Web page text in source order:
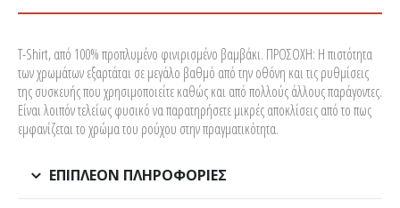
T-Shirt, από 100% προπλυμένο φινιρισμένο βαμβάκι. ΠΡΟΣΟΧΗ: Η πιστότητα
των χρωμάτων εξαρτάται σε μεγάλο βαθμό από την οθόνη και τις ρυθμίσεις
της συσκευής που χρησιμοποιείτε καθώς και από πολλούς άλλους παράγοντες.
Είναι λοιπόν τελείως φυσικό να παρατηρήσετε μικρές αποκλίσεις από το πως
εμφανίζεται το χρώμα του ρούχου στην πραγματικότητα.
ΕΠΙΠΛΈΟΝ ΠΛΗΡΟΦΟΡΊΕΣ